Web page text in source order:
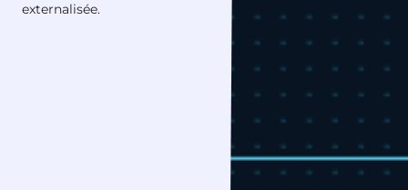
externalisée.